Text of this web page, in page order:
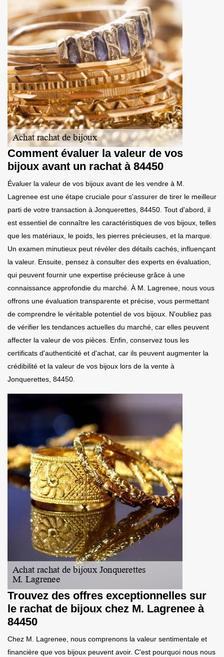
Comment évaluer la valeur de vos
bijoux avant un rachat à 84450
Évaluer la valeur de vos bijoux avant de les vendre à M.
Lagrenee est une étape cruciale pour s'assurer de tirer le meilleur
parti de votre transaction à Jonquerettes, 84450. Tout d'abord, il
est essentiel de connaître les caractéristiques de vos bijoux, telles
que les matériaux, le poids, les pierres précieuses, et la marque.
Un examen minutieux peut révéler des détails cachés, influençant
la valeur. Ensuite, pensez à consulter des experts en évaluation,
qui peuvent fournir une expertise précieuse grâce à une
connaissance approfondie du marché. À M. Lagrenee, nous vous
offrons une évaluation transparente et précise, vous permettant
de comprendre le véritable potentiel de vos bijoux. N'oubliez pas
de vérifier les tendances actuelles du marché, car elles peuvent
affecter la valeur de vos pièces. Enfin, conservez tous les
certificats d'authenticité et d'achat, car ils peuvent augmenter la
crédibilité et la valeur de vos bijoux lors de la vente à
Jonquerettes, 84450.
Trouvez des offres exceptionnelles sur
le rachat de bijoux chez M. Lagrenee à
84450
Chez M. Lagrenee, nous comprenons la valeur sentimentale et
financière que vos bijoux peuvent avoir. C'est pourquoi nous nous